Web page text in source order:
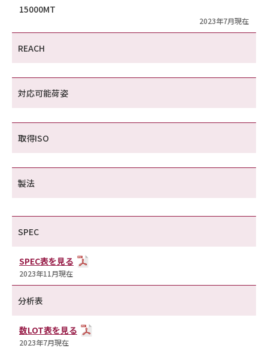
15000MT
2023年7月現在
REACH
対応可能荷姿
取得ISO
製法
SPEC
SPEC表を見る
2023年11月現在
分析表
数LOT表を見る
2023年7月現在